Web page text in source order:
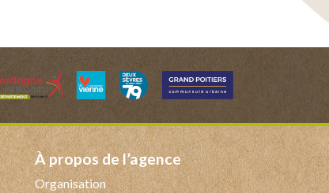
à propos de l’agence
Organisation